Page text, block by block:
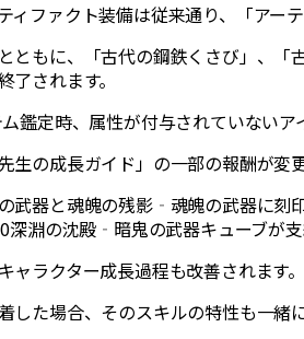
ィファクト装備は従来通り、「アー
ともに、「古代の鋼鉄くさび」、「
了されます。
鑑定時、属性が付与されていない
生の成長ガイド」の一部の報酬が変
武器と魂魄の残影‐魂魄の武器に刻
深淵の沈殿‐暗鬼の武器キューブが
ャラクター成長過程も改善されます
した場合、そのスキルの特性も一緒